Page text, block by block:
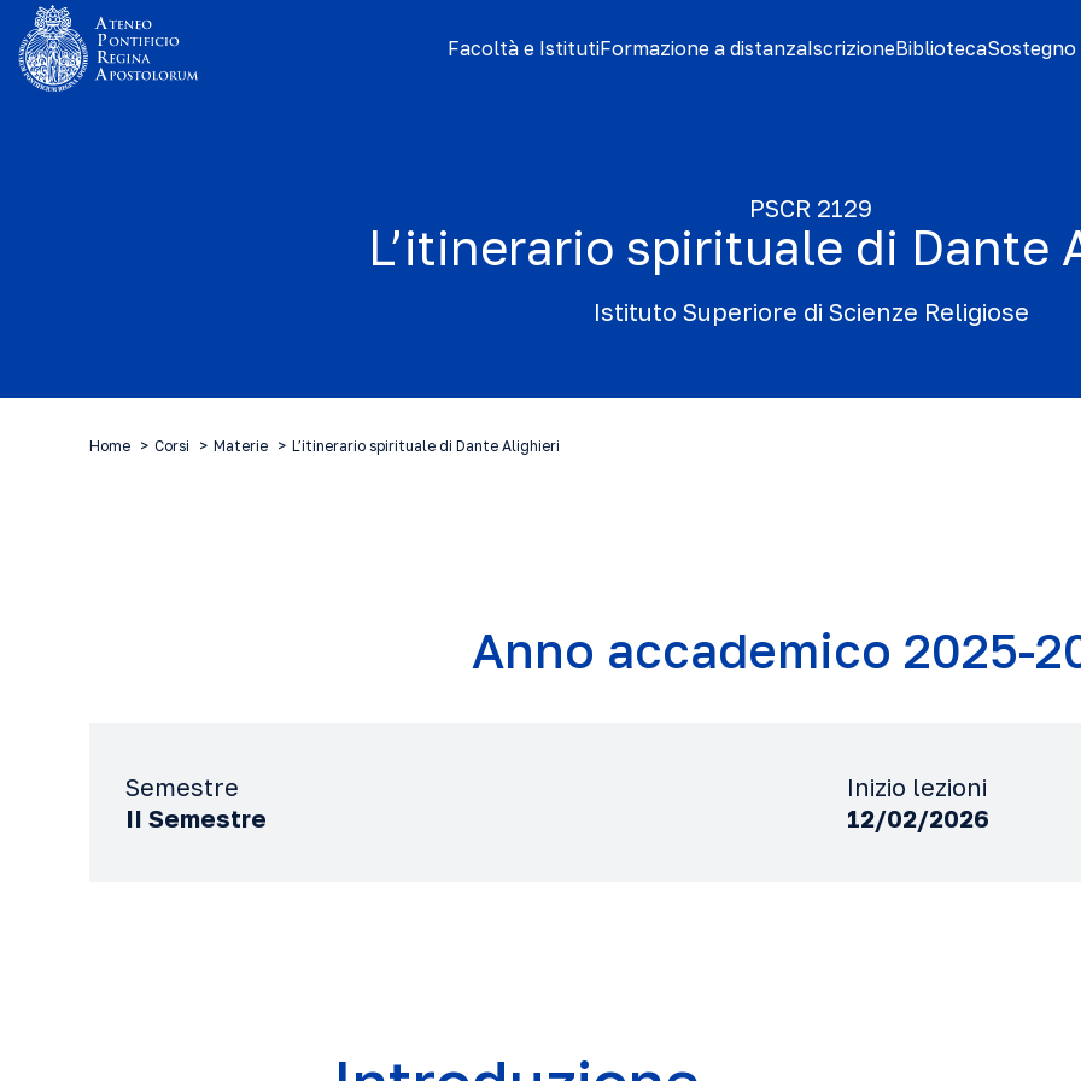
Facoltà e IstitutiFormazione a distanzaIscrizioneBiblioteca
PSCR 2129
L’itinerario spirituale di Dante
Istituto Superiore di Scienze Religiose
Home Corsi Materie L’itinerario spirituale di Dante Alighieri
Anno accademico 2025-
Semestre
II Semestre
Inizio lezioni
12/02/2026